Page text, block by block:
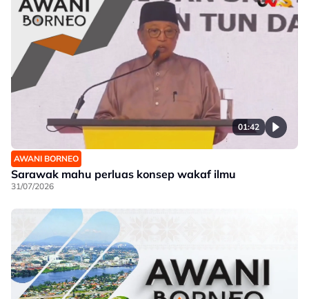
01:42
AWANI BORNEO
Sarawak mahu perluas konsep wakaf ilmu
31/07/2026